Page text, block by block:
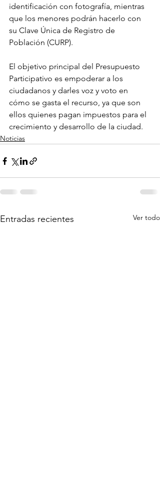
identificación con fotografía, mientras
que los menores podrán hacerlo con
su Clave Única de Registro de
Población (CURP).
El objetivo principal del Presupuesto
Participativo es empoderar a los
ciudadanos y darles voz y voto en
cómo se gasta el recurso, ya que son
ellos quienes pagan impuestos para el
crecimiento y desarrollo de la ciudad.
Noticias
Entradas recientes Ver todo